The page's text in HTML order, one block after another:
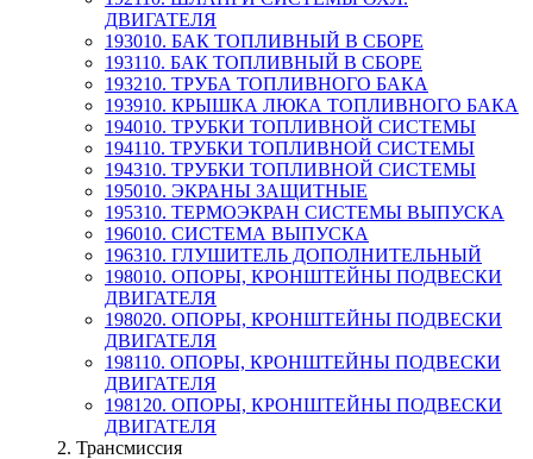
ДВИГАТЕЛЯ
193010. БАК ТОПЛИВНЫЙ В СБОРЕ
193110. БАК ТОПЛИВНЫЙ В СБОРЕ
193210. ТРУБА ТОПЛИВНОГО БАКА
193910. КРЫШКА ЛЮКА ТОПЛИВНОГО БАКА
194010. ТРУБКИ ТОПЛИВНОЙ СИСТЕМЫ
194110. ТРУБКИ ТОПЛИВНОЙ СИСТЕМЫ
194310. ТРУБКИ ТОПЛИВНОЙ СИСТЕМЫ
195010. ЭКРАНЫ ЗАЩИТНЫЕ
195310. ТЕРМОЭКРАН СИСТЕМЫ ВЫПУСКА
196010. СИСТЕМА ВЫПУСКА
196310. ГЛУШИТЕЛЬ ДОПОЛНИТЕЛЬНЫЙ
198010. ОПОРЫ, КРОНШТЕЙНЫ ПОДВЕСКИ
ДВИГАТЕЛЯ
198020. ОПОРЫ, КРОНШТЕЙНЫ ПОДВЕСКИ
ДВИГАТЕЛЯ
198110. ОПОРЫ, КРОНШТЕЙНЫ ПОДВЕСКИ
ДВИГАТЕЛЯ
198120. ОПОРЫ, КРОНШТЕЙНЫ ПОДВЕСКИ
ДВИГАТЕЛЯ
2. Трансмиссия